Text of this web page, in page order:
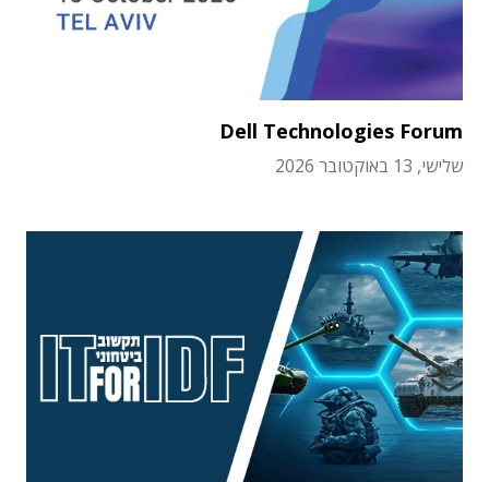
Dell Technologies Forum
שלישי, 13 באוקטובר 2026